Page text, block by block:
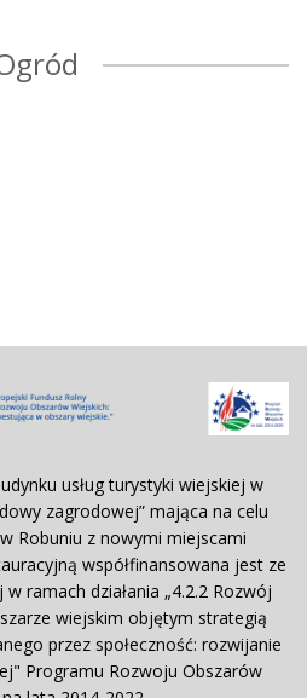
usług turystyki wiejskiej w
zagrodowej” mająca na celu
Robuniu z nowymi miejscami
współfinansowana jest ze
ramach działania „4.2.2 Rozwój
wiejskim objętym strategią
przez społeczność: rozwijanie
Programu Rozwoju Obszarów